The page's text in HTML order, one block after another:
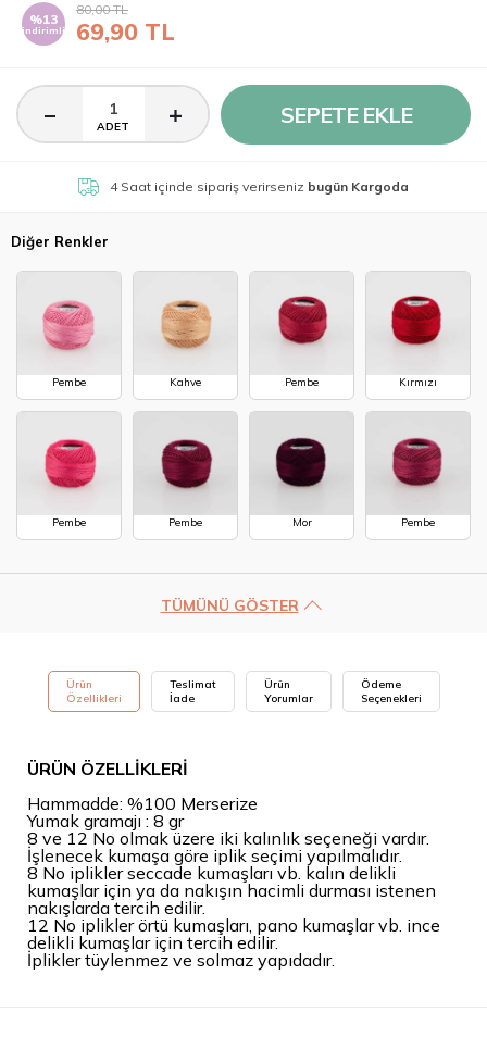
%13
indirimli 69,90 TL
80,00TL
ADET SEPETE EKLE
4 Saat içinde sipariş verirseniz bugün Kargoda
Diğer Renkler
Pembe Kahve Pembe Kırmızı
Pembe Pembe Mor Pembe
TÜMÜNÜ GÖSTER
Ürün
Özellikleri
Teslimat
İade
Ürün
Yorumlar
Ödeme
Seçenekleri
ÜRÜN ÖZELLİKLERİ
Hammadde: %100 Merserize
Yumak gramajı : 8 gr
8 ve 12 No olmak üzere iki kalınlık seçeneği vardır.
İşlenecek kumaşa göre iplik seçimi yapılmalıdır.
8 No iplikler seccade kumaşları vb. kalın delikli
kumaşlar için ya da nakışın hacimli durması istenen
nakışlarda tercih edilir.
12 No iplikler örtü kumaşları, pano kumaşlar vb. ince
delikli kumaşlar için tercih edilir.
İplikler tüylenmez ve solmaz yapıdadır.